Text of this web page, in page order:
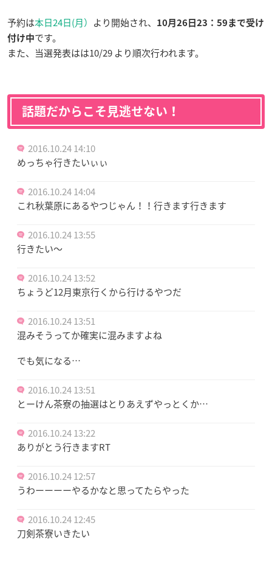
予約は本日24日(月） より開始され、
10月26日23：59まで受け
付け中です。
また、当選発表はは10/29 より順次行われます。
話題だからこそ見逃せない！
2016.10.24 14:10
めっちゃ行きたいぃぃ
2016.10.24 14:04
これ秋葉原にあるやつじゃん！！行きます行きます
2016.10.24 13:55
行きたい〜
2016.10.24 13:52
ちょうど12月東京行くから行けるやつだ
2016.10.24 13:51
混みそうってか確実に混みますよね
でも気になる…
2016.10.24 13:51
とーけん茶寮の抽選はとりあえずやっとくか…
2016.10.24 13:22
ありがとう行きますRT
2016.10.24 12:57
うわーーーーやるかなと思ってたらやった
2016.10.24 12:45
刀剣茶寮いきたい